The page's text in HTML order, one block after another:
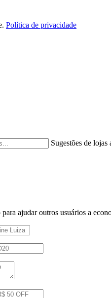
Política de privacidade
Sugestões de
ajudar outros usuários a